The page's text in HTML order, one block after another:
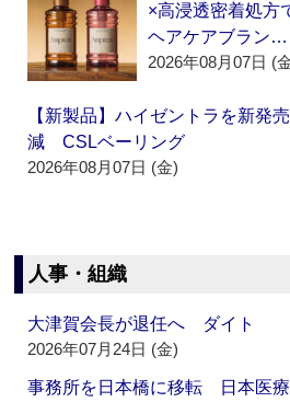
×高浸透密着処方
ヘアケアブラン…
2026年08月07日 (
【新製品】ハイゼントラを新発
減 CSLベーリング
2026年08月07日 (金)
人事・組織
大津賀会長が退任へ ダイト
2026年07月24日 (金)
事務所を日本橋に移転 日本医